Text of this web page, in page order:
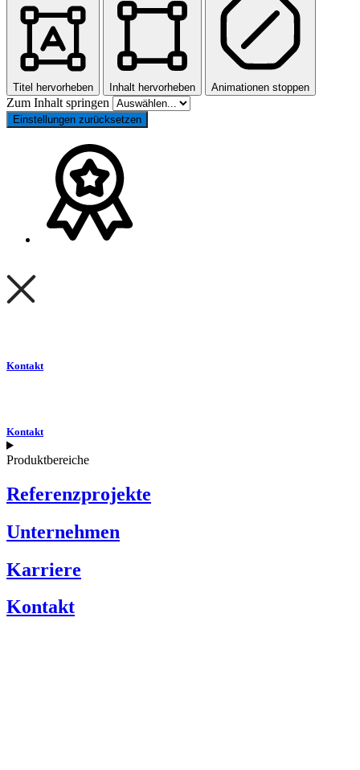
Titel hervorheben Inhalt hervorheben Animationen stoppen
Zum Inhalt springen
Einstellungen zurücksetzen
Kontakt
Kontakt
Produktbereiche
Referenzprojekte
Unternehmen
Karriere
Kontakt